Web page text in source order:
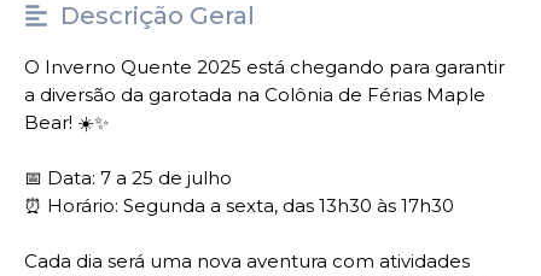
Descrição Geral
O Inverno Quente 2025 está chegando para garantir
a diversão da garotada na Colônia de Férias Maple
Bear! ☀️✨
📅 Data: 7 a 25 de julho
⏰ Horário: Segunda a sexta, das 13h30 às 17h30
Cada dia será uma nova aventura com atividades